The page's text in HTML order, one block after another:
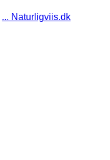
... Naturligviis.dk